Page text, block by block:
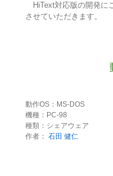
HiText対応版の開発に
させていただきます。
動作OS：MS-DOS
機種：PC-98
種類：シェアウェア
作者： 石田 健仁